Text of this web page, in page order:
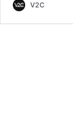
V2C